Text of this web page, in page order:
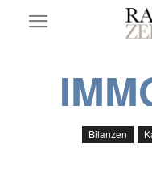
Bilanzen